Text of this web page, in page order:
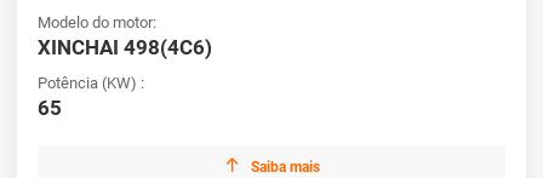
Modelo do motor:
XINCHAI 498(4C6)
Potência (KW) :
65
 Saiba mais